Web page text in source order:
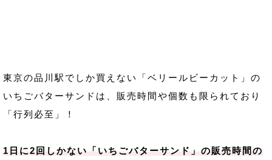
東京の品川駅でしか買えない「ベリールビーカット」の
いちごバターサンドは、販売時間や個数も限られており
「行列必至」！
1日に2回しかない「いちごバターサンド」の販売時間の